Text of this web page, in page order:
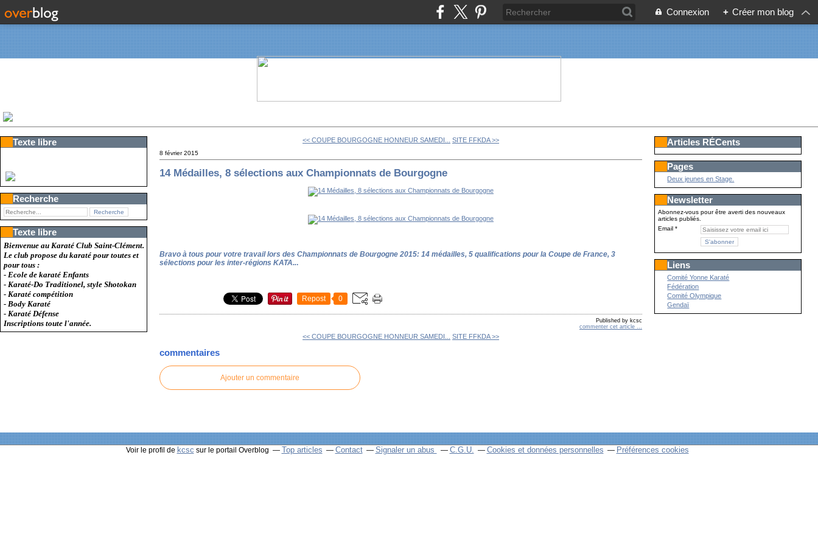
Connexion + Créer mon blog
Texte libre
Recherche
Texte libre
Bienvenue au Karaté Club Saint-Clément.
Le club propose du karaté pour toutes et
pour tous :
- Ecole de karaté Enfants
- Karaté-Do Traditionel, style Shotokan
- Karaté compétition
- Body Karaté
- Karaté Défense
Inscriptions toute l'année.
<< COUPE BOURGOGNE HONNEUR SAMEDI... SITE FFKDA >>
8 février 2015
14 Médailles, 8 sélections aux Championnats de Bourgogne
Bravo à tous pour votre travail lors des Championnats de Bourgogne 2015: 14 médailles, 5 qualifications pour la Coupe de France, 3
sélections pour les inter-régions KATA...
Repost 0
Published by kcsc
commenter cet article
<< COUPE BOURGOGNE HONNEUR SAMEDI... SITE FFKDA >>
commentaires
Ajouter un commentaire
Articles RÉCents
Pages
Deux jeunes en Stage.
Newsletter
Abonnez-vous pour être averti des nouveaux
articles publiés.
Email
Liens
Comité Yonne Karaté
Fédération
Comité Olympique
Gendaï
Voir le profil de kcsc sur le portail Overblog Top articles Contact Signaler un abus C.G.U. Cookies et données personnelles Préférences cookies